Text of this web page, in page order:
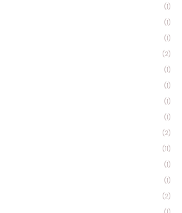
(1)
(1)
(1)
(2)
(1)
(1)
(1)
(1)
(2)
(11)
(1)
(1)
(2)